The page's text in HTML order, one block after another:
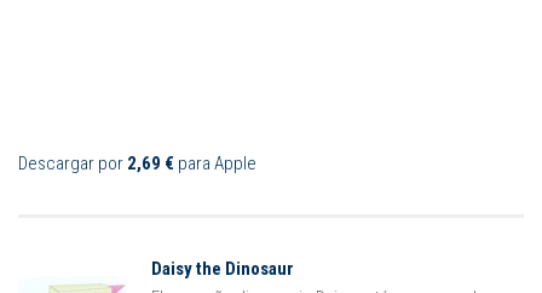
Descargar por 2,69 € para Apple
Daisy the Dinosaur